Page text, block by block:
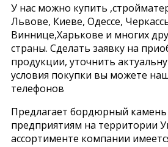
У нас можно купить
Львове, Киеве, Одессе,
Виннице,Харькове и многих
страны. Сделать заявку на
продукции, уточнить
условия покупки вы можете
телефонов
Предлагает бордюрный
предприятиям на территории
ассортименте компании